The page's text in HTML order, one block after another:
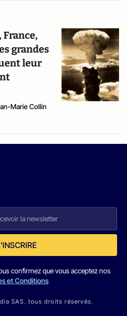
grandes
leur
Marie Collin
confirmez que vous acceptez nos
et Conditions
SAS. tous droits réservés.